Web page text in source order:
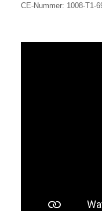
CE-Nummer: 1008-T1-